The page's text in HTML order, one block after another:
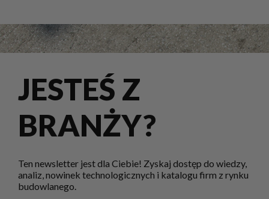
JESTEŚ Z
BRANŻY?
Ten newsletter jest dla Ciebie! Zyskaj dostęp do wiedzy,
analiz, nowinek technologicznych i katalogu firm z rynku
budowlanego.